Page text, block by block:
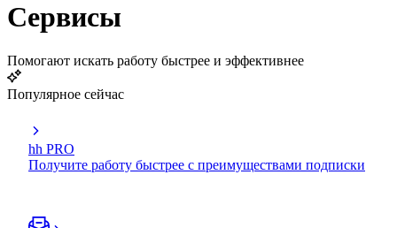
Сервисы
Помогают искать работу быстрее и эффективнее
Популярное сейчас
hh PRO
Получите работу быстрее с преимуществами подписки